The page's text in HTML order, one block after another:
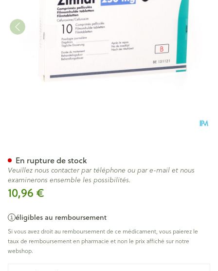
10,96 €
éligibles au remboursement
Si vous avez droit au remboursement de ce médicament, vous paierez le
taux de remboursement en pharmacie et non le prix affiché sur notre
webshop.
En rupture de stock
Veuillez nous contacter par téléphone ou par e-mail et nous
examinerons ensemble les possibilités.